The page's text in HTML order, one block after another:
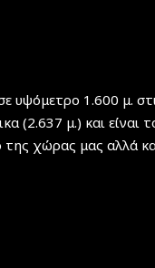
υψόμετρο 1.600 μ.
(2.637 μ.) και είναι
της χώρας μας αλλά